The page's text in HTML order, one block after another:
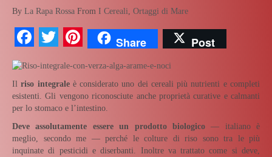
By La Rapa Rossa From I Cereali, Ortaggi di Mare
Facebook
TwitterPinterest
Share Post
Ilriso integraleè considerato uno dei cereali più nutrienti e completi
esistenti. Gli vengono riconosciute anche proprietà curative e calmanti
per lo stomaco e l’intestino.
Deve assolutamente essere un prodotto biologico— italiano è
meglio, secondo me — perché le colture di riso sono tra le più
inquinate di pesticidi e diserbanti. Inoltre va trattato come si deve,